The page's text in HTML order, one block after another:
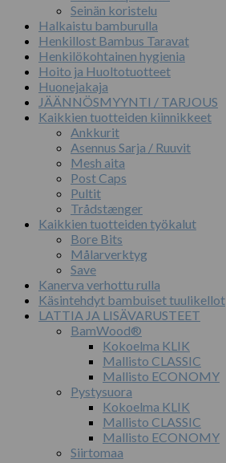
Seinän koristelu
Halkaistu bamburulla
Henkillost Bambus Taravat
Henkilökohtainen hygienia
Hoito ja Huoltotuotteet
Huonejakaja
JÄÄNNÖSMYYNTI / TARJOUS
Kaikkien tuotteiden kiinnikkeet
Ankkurit
Asennus Sarja / Ruuvit
Mesh aita
Post Caps
Pultit
Trådstænger
Kaikkien tuotteiden työkalut
Bore Bits
Målarverktyg
Save
Kanerva verhottu rulla
Käsintehdyt bambuiset tuulikellot
LATTIA JA LISÄVARUSTEET
BamWood®
Kokoelma KLIK
Mallisto CLASSIC
Mallisto ECONOMY
Pystysuora
Kokoelma KLIK
Mallisto CLASSIC
Mallisto ECONOMY
Siirtomaa